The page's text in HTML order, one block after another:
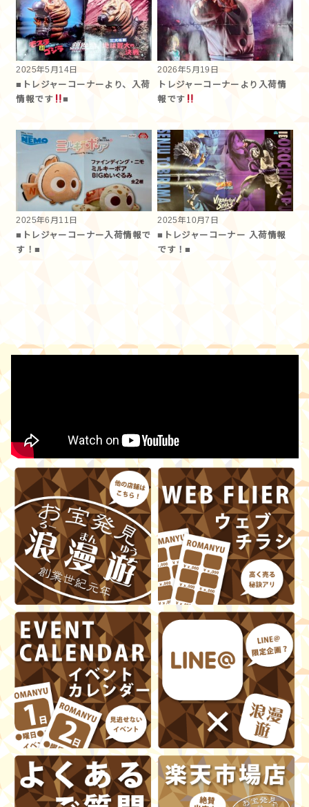
2025年5月14日
■トレジャーコーナーより、入荷
情報です
■
2026年5月19日
トレジャーコーナーより入荷情
報です︎
2025年6月11日
■トレジャーコーナー入荷情報で
す！■
2025年10月7日
■トレジャーコーナー 入荷情報
です！■